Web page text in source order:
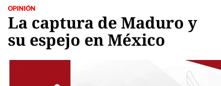
OPINIÓN
La captura de Maduro y
su espejo en México